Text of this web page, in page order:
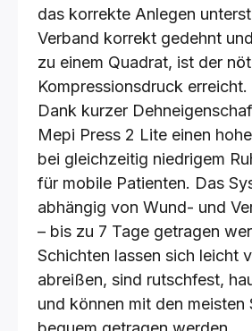
das korrekte Anlegen
Verband korrekt gedehnt
zu einem Quadrat, ist der
Kompressionsdruck erreicht.
Dank kurzer
Mepi Press 2 Lite einen
bei gleichzeitig niedrigem
für mobile Patienten. Das
abhängig von Wund- und
– bis zu 7 Tage getragen
Schichten lassen sich leicht
abreißen, sind rutschfest,
und können mit den meisten